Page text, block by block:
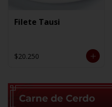
Filete Tausi
$20.250